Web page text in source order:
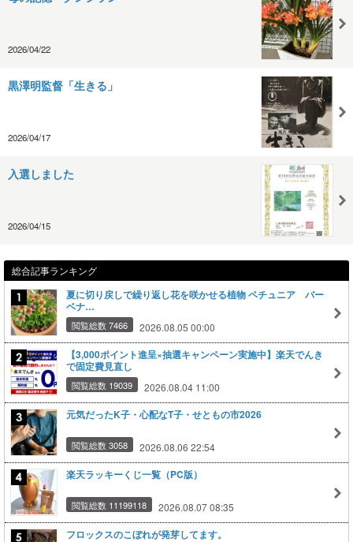
2026/04/22
黒澤明監督「生きる」
2026/04/17
入選しました
2026/04/15
総合記事ランキング
夏に切り戻しで繰り返し花を咲かせる植物 ペチュニア バー
ベナ…
閲覧総数 7466 2026.08.05 00:00
【3,000ポイント進呈×抽選キャンペーン実施中】楽天でんき
で固定費見直し
閲覧総数 19039 2026.08.04 11:00
元気だったK子・心配なT子・せともの市2026
閲覧総数 3058 2026.08.06 22:54
楽天ラッキーくじ一覧（PC版）
閲覧総数 11199118 2026.08.07 08:35
フロックスのこぼれが発芽してます。